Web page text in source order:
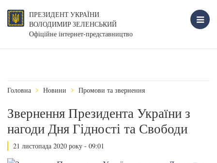
ПРЕЗИДЕНТ УКРАЇНИ
ВОЛОДИМИР ЗЕЛЕНСЬКИЙ
Офіційне інтернет-представництво
Головна Новини Промови та звернення
Звернення Президента України з
нагоди Дня Гідності та Свободи
21 листопада 2020 року - 09:01